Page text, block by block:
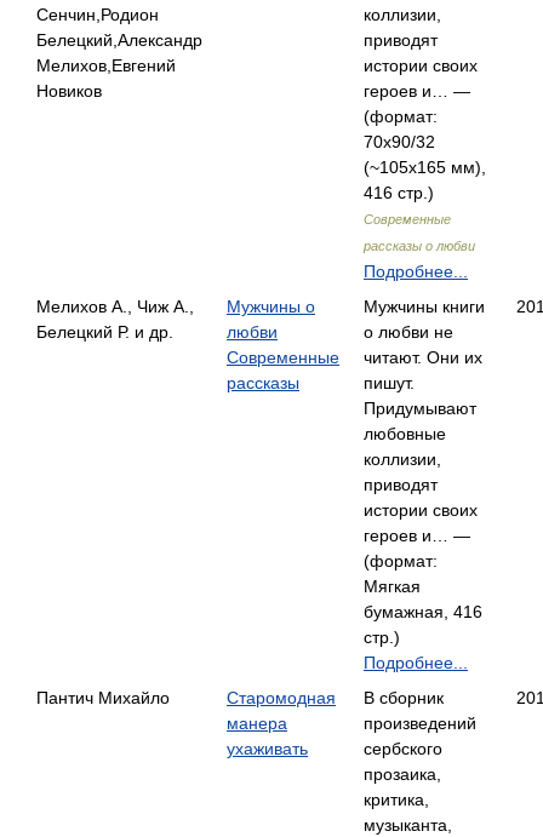
Сенчин,Родион
Белецкий,Александр
Мелихов,Евгений
Новиков
коллизии,
приводят
истории своих
героев и… —
(формат:
70х90/32
(~105х165 мм),
416 стр.)
Современные
рассказы о любви
Подробнее...
Мелихов А., Чиж А.,
Белецкий Р. и др.
Мужчины о
любви
Современные
рассказы
Мужчины книги
о любви не
читают. Они их
пишут.
Придумывают
любовные
коллизии,
приводят
истории своих
героев и… —
(формат:
Мягкая
бумажная, 416
стр.)
Подробнее...
Пантич Михайло
Старомодная
манера
ухаживать
В сборник
произведений
сербского
прозаика,
критика,
музыканта,